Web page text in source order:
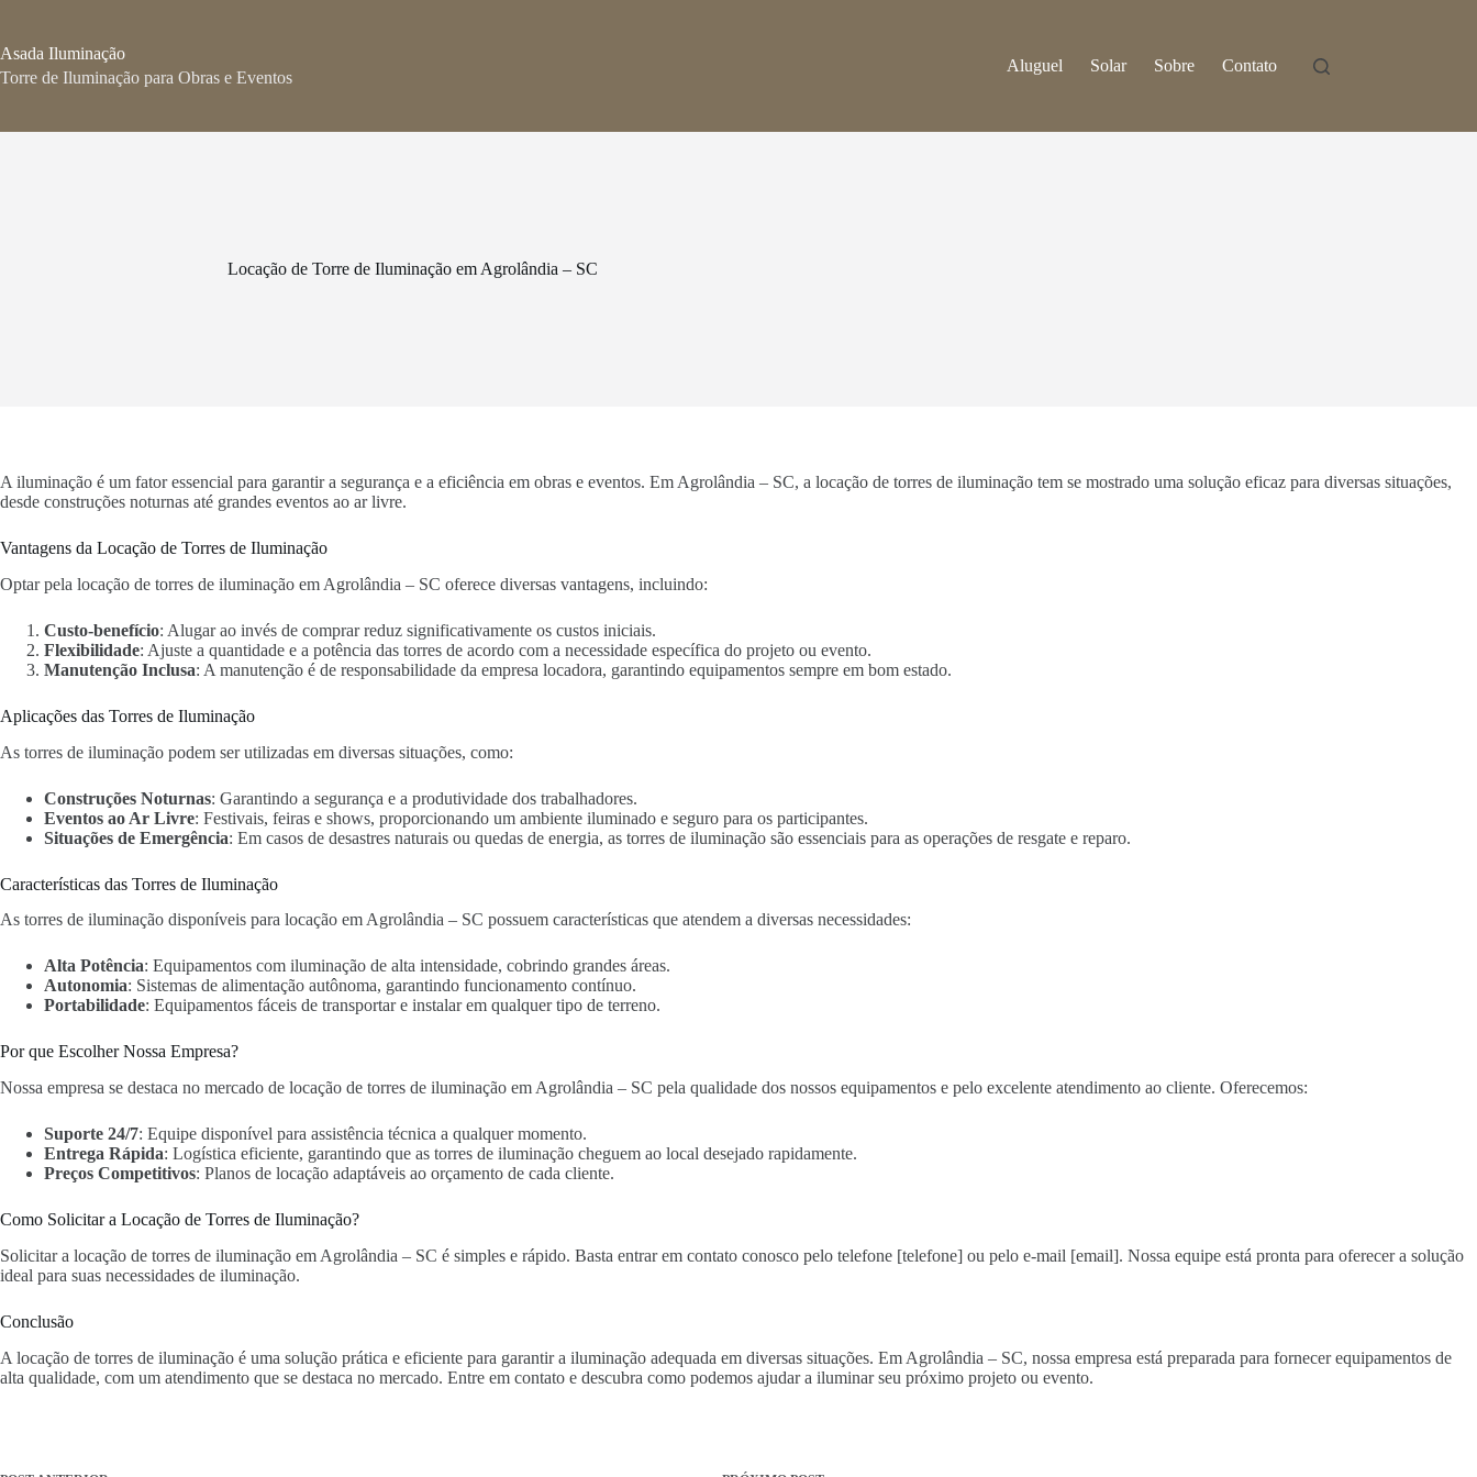
o
conteúdo
Asada Iluminação
Torre de Iluminação para Obras e Eventos
Aluguel Solar Sobre Contato
Locação de Torre de Iluminação em Agrolândia – SC
A iluminação é um fator essencial para garantir a segurança e a eficiência em obras e eventos. Em Agrolândia – SC, a locação de torres de iluminação tem se mostrado uma solução eficaz para diversas situações,
desde construções noturnas até grandes eventos ao ar livre.
Vantagens da Locação de Torres de Iluminação
Optar pela locação de torres de iluminação em Agrolândia – SC oferece diversas vantagens, incluindo:
Custo-benefício: Alugar ao invés de comprar reduz significativamente os custos iniciais.
Flexibilidade: Ajuste a quantidade e a potência das torres de acordo com a necessidade específica do projeto ou evento.
Manutenção Inclusa: A manutenção é de responsabilidade da empresa locadora, garantindo equipamentos sempre em bom estado.
Aplicações das Torres de Iluminação
As torres de iluminação podem ser utilizadas em diversas situações, como:
Construções Noturnas: Garantindo a segurança e a produtividade dos trabalhadores.
Eventos ao Ar Livre: Festivais, feiras e shows, proporcionando um ambiente iluminado e seguro para os participantes.
Situações de Emergência: Em casos de desastres naturais ou quedas de energia, as torres de iluminação são essenciais para as operações de resgate e reparo.
Características das Torres de Iluminação
As torres de iluminação disponíveis para locação em Agrolândia – SC possuem características que atendem a diversas necessidades:
Alta Potência: Equipamentos com iluminação de alta intensidade, cobrindo grandes áreas.
Autonomia: Sistemas de alimentação autônoma, garantindo funcionamento contínuo.
Portabilidade: Equipamentos fáceis de transportar e instalar em qualquer tipo de terreno.
Por que Escolher Nossa Empresa?
Nossa empresa se destaca no mercado de locação de torres de iluminação em Agrolândia – SC pela qualidade dos nossos equipamentos e pelo excelente atendimento ao cliente. Oferecemos:
Suporte 24/7: Equipe disponível para assistência técnica a qualquer momento.
Entrega Rápida: Logística eficiente, garantindo que as torres de iluminação cheguem ao local desejado rapidamente.
Preços Competitivos: Planos de locação adaptáveis ao orçamento de cada cliente.
Como Solicitar a Locação de Torres de Iluminação?
Solicitar a locação de torres de iluminação em Agrolândia – SC é simples e rápido. Basta entrar em contato conosco pelo telefone [telefone] ou pelo e-mail [email]. Nossa equipe está pronta para oferecer a solução
ideal para suas necessidades de iluminação.
Conclusão
A locação de torres de iluminação é uma solução prática e eficiente para garantir a iluminação adequada em diversas situações. Em Agrolândia – SC, nossa empresa está preparada para fornecer equipamentos de
alta qualidade, com um atendimento que se destaca no mercado. Entre em contato e descubra como podemos ajudar a iluminar seu próximo projeto ou evento.